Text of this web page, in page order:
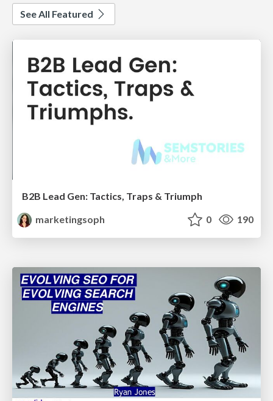
See All Featured
B2B Lead Gen: Tactics, Traps & Triumph
marketingsoph
0 190